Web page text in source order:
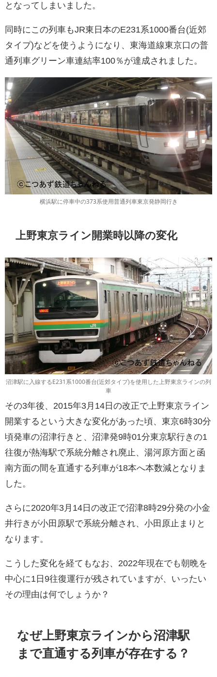
となってしまいました。
同時にこの列車もJR東日本のE231系1000番台(近郊
タイプ)などを使うようになり、東海道線東京口の普
通列車グリーン車連結率100％が達成されました。
横浜駅に停車中の373系使用普通列車東京発静岡行き
上野東京ライン開業時以降の変化
沼津駅に入線するE231系1000番台(近郊タイプ)を使用した上野東京ラインの列
車
その3年後、2015年3月14日の改正で上野東京ライン
開業するという大きな変化があった頃、東京6時30分
頃発車の沼津行きと、沼津発9時01分東京駅行きの1
往復が熱海駅で系統分離され廃止、湯河原方面と函
南方面の間を直通する列車が18本へ本数減となりま
した。
さらに2020年3月14日の改正で沼津8時29分発の小金
井行きが小田原駅で系統分離され、小田原止まりと
なります。
こうした変化を経てもなお、2022年現在でも朝晩を
中心に1日9往復運行が残されていますが、いったい
その理由は何でしょうか？
なぜ上野東京ラインから沼津駅
まで直通する列車が存在する？